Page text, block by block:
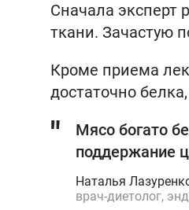
Сначала эксперт
ткани. Зачастую
Кроме приема
достаточно
Мясо богато
поддержание
Наталья
врач-диетолог,